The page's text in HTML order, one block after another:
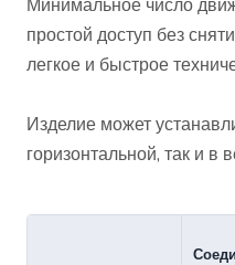
Минимальное число
простой доступ без
легкое и быстрое
Изделие может
горизонтальной, так и в